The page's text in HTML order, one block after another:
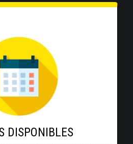
DISPONIBLES